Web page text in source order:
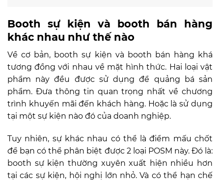
Booth sự kiện và booth bán hàng
khác nhau như thế nào
Về cơ bản, booth sự kiện và booth bán hàng khá
tương đồng với nhau về mặt hình thức. Hai loại vật
phẩm này đều được sử dụng để quảng bá sản
phẩm. Đưa thông tin quan trọng nhất về chương
trình khuyến mãi đến khách hàng. Hoặc là sử dụng
tại một sự kiện nào đó của doanh nghiệp.
Tuy nhiên, sự khác nhau có thể là điểm mấu chốt
để bạn có thể phân biệt được 2 loại POSM này. Đó là:
booth sự kiện thường xuyên xuất hiện nhiều hơn
tại các sự kiện, hội nghị lớn nhỏ. Và có thể hạn chế